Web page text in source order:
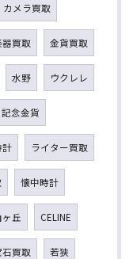
カメラ買取
器買取 金貨買取
水野 ウクレレ
記念金貨
計 ライター買取
懐中時計
丘 CELINE
石買取 若狭